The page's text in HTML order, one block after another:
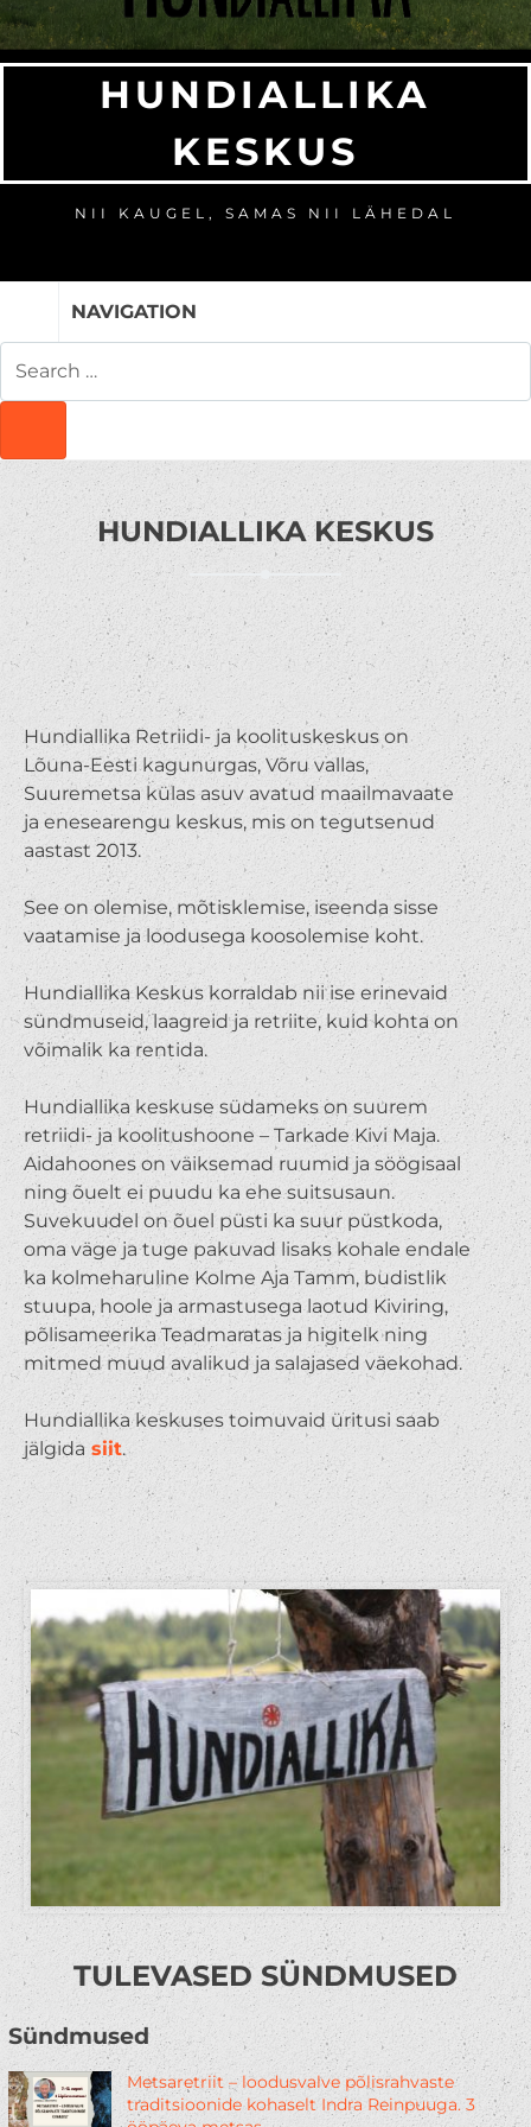
HUNDIALLIKA
KESKUS
NII KAUGEL, SAMAS NII LÄHEDAL
NAVIGATION
FOR:
HUNDIALLIKA KESKUS
Hundiallika Retriidi- ja koolituskeskus on
Lõuna-Eesti kagunurgas, Võru vallas,
Suuremetsa külas asuv avatud maailmavaate
ja enesearengu keskus, mis on tegutsenud
aastast 2013.
See on olemise, mõtisklemise, iseenda sisse
vaatamise ja loodusega koosolemise koht.
Hundiallika Keskus korraldab nii ise erinevaid
sündmuseid, laagreid ja retriite, kuid kohta on
võimalik ka rentida.
Hundiallika keskuse südameks on suurem
retriidi- ja koolitushoone – Tarkade Kivi Maja.
Aidahoones on väiksemad ruumid ja söögisaal
ning õuelt ei puudu ka ehe suitsusaun.
Suvekuudel on õuel püsti ka suur püstkoda,
oma väge ja tuge pakuvad lisaks kohale endale
ka kolmeharuline Kolme Aja Tamm, budistlik
stuupa, hoole ja armastusega laotud Kiviring,
põlisameerika Teadmaratas ja higitelk ning
mitmed muud avalikud ja salajased väekohad.
Hundiallika keskuses toimuvaid üritusi saab
jälgida siit.
TULEVASED SÜNDMUSED
Sündmused
Metsaretriit – loodusvalve põlisrahvaste
traditsioonide kohaselt Indra Reinpuuga. 3